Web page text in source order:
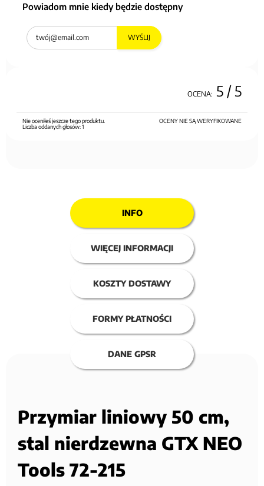
Powiadom mnie kiedy będzie dostępny
WYŚLIJ
OCENA: 5 / 5
OCENY NIE SĄ WERYFIKOWANE
Nie oceniłeś jeszcze tego produktu.
Liczba oddanych głosów:1
INFO
WIĘCEJ INFORMACJI
KOSZTY DOSTAWY
FORMY PŁATNOŚCI
DANE GPSR
Przymiar liniowy 50 cm,
stal nierdzewna GTX NEO
Tools 72-215